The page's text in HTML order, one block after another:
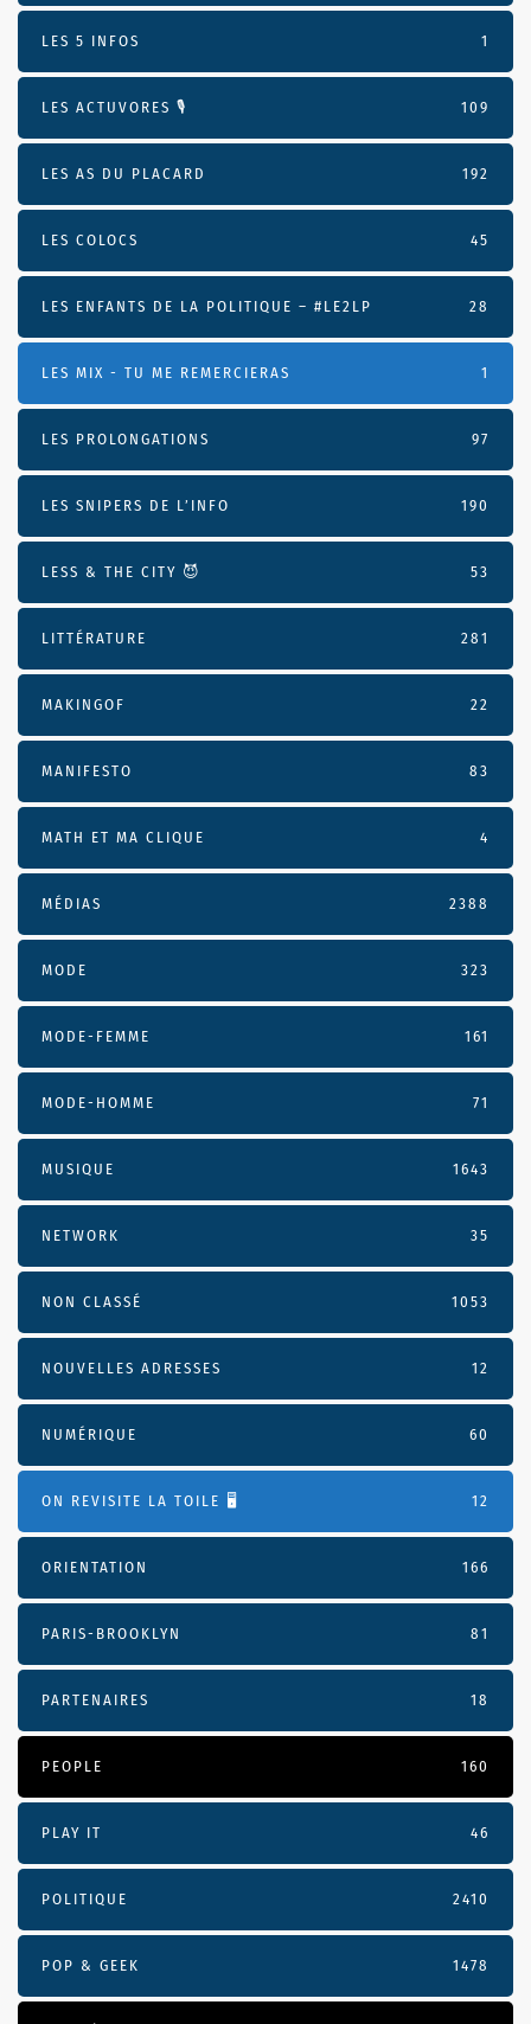
LES 5 INFOS 1
LES ACTUVORES 🎙 109
LES AS DU PLACARD 192
LES COLOCS 45
LES ENFANTS DE LA POLITIQUE – #LE2LP 28
LES MIX - TU ME REMERCIERAS 1
LES PROLONGATIONS 97
LES SNIPERS DE L’INFO 190
LESS & THE CITY 😈 53
LITTÉRATURE 281
MAKINGOF 22
MANIFESTO 83
MATH ET MA CLIQUE 4
MÉDIAS 2388
MODE 323
MODE-FEMME 161
MODE-HOMME 71
MUSIQUE 1643
NETWORK 35
NON CLASSÉ 1053
NOUVELLES ADRESSES 12
NUMÉRIQUE 60
ON REVISITE LA TOILE 🖥️ 12
ORIENTATION 166
PARIS-BROOKLYN 81
PARTENAIRES 18
PEOPLE 160
PLAY IT 46
POLITIQUE 2410
POP & GEEK 1478